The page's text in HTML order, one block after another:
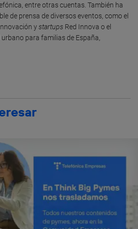
entre otras cuentas. También ha
de prensa de diversos eventos, como el
ystartups Red Innova o el
para familias de España,